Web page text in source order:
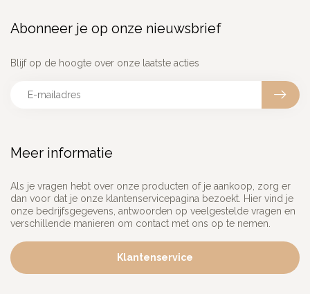
Meer informatie
Als je vragen hebt over onze producten of je aankoop, zorg er
dan voor dat je onze klantenservicepagina bezoekt. Hier vind je
onze bedrijfsgegevens, antwoorden op veelgestelde vragen en
verschillende manieren om contact met ons op te nemen.
Klantenservice
Abonneer je op onze nieuwsbrief
Blijf op de hoogte over onze laatste acties